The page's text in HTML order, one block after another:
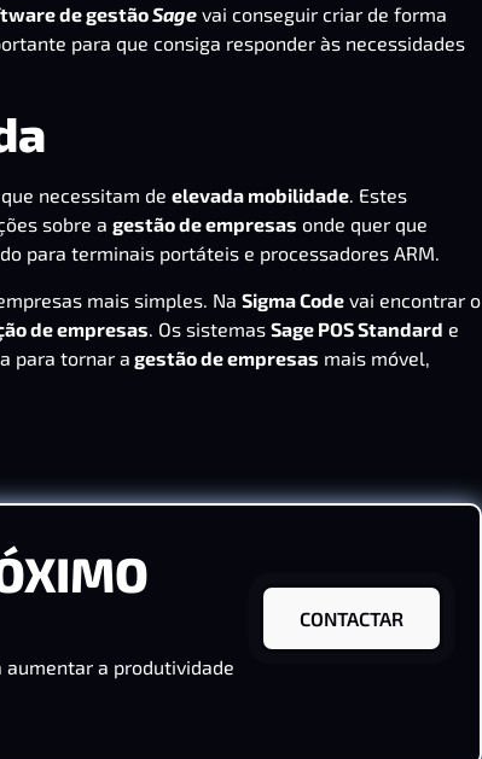
de gestãoSage vai conseguir criar de forma
para que consiga responder às necessidades
necessitam de elevada mobilidade. Estes
sobre a gestão de empresas onde quer que
para terminais portáteis e processadores ARM.
mais simples. Na Sigma Code vai encontrar o
de empresas . Os sistemas Sage POS Standard e
para tornar a gestão de empresas mais móvel,
aumentar a produtividade
CONTACTAR